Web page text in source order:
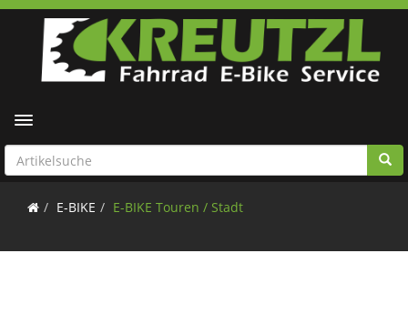
Toggle navigation
E-BIKE E-BIKE Touren / Stadt